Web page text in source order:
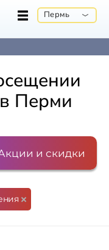
Пермь
Перми
и скидки